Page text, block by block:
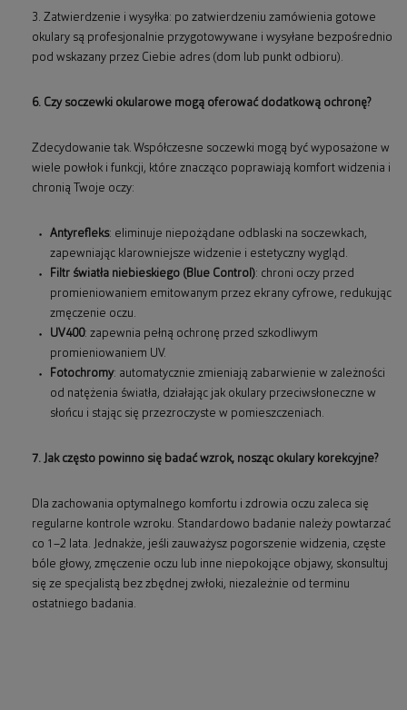
3. Zatwierdzenie i wysyłka: po zatwierdzeniu zamówienia gotowe
okulary są profesjonalnie przygotowywane i wysyłane bezpośrednio
pod wskazany przez Ciebie adres (dom lub punkt odbioru).
6. Czy soczewki okularowe mogą oferować dodatkową ochronę?
Zdecydowanie tak. Współczesne soczewki mogą być wyposażone w
wiele powłok i funkcji, które znacząco poprawiają komfort widzenia i
chronią Twoje oczy:
Antyrefleks: eliminuje niepożądane odblaski na soczewkach,
zapewniając klarowniejsze widzenie i estetyczny wygląd.
Filtr światła niebieskiego (Blue Control): chroni oczy przed
promieniowaniem emitowanym przez ekrany cyfrowe, redukując
zmęczenie oczu.
UV400: zapewnia pełną ochronę przed szkodliwym
promieniowaniem UV.
Fotochromy: automatycznie zmieniają zabarwienie w zależności
od natężenia światła, działając jak okulary przeciwsłoneczne w
słońcu i stając się przezroczyste w pomieszczeniach.
7. Jak często powinno się badać wzrok, nosząc okulary korekcyjne?
Dla zachowania optymalnego komfortu i zdrowia oczu zaleca się
regularne kontrole wzroku. Standardowo badanie należy powtarzać
co 1–2 lata. Jednakże, jeśli zauważysz pogorszenie widzenia, częste
bóle głowy, zmęczenie oczu lub inne niepokojące objawy, skonsultuj
się ze specjalistą bez zbędnej zwłoki, niezależnie od terminu
ostatniego badania.